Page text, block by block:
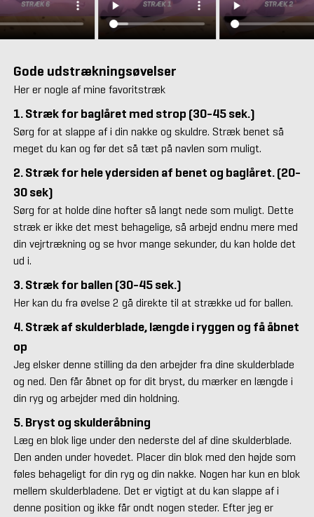
Gode udstrækningsøvelser
Her er nogle af mine favoritstræk
1. Stræk for baglåret med strop (30-45 sek.)
Sørg for at slappe af i din nakke og skuldre. Stræk benet så
meget du kan og før det så tæt på navlen som muligt.
2. Stræk for hele ydersiden af benet og baglåret. (20-
30 sek)
Sørg for at holde dine hofter så langt nede som muligt. Dette
stræk er ikke det mest behagelige, så arbejd endnu mere med
din vejrtrækning og se hvor mange sekunder, du kan holde det
ud i.
3. Stræk for ballen (30-45 sek.)
Her kan du fra øvelse 2 gå direkte til at strække ud for ballen.
4. Stræk af skulderblade, længde i ryggen og få åbnet
op
Jeg elsker denne stilling da den arbejder fra dine skulderblade
og ned. Den får åbnet op for dit bryst, du mærker en længde i
din ryg og arbejder med din holdning.
5. Bryst og skulderåbning
Læg en blok lige under den nederste del af dine skulderblade.
Den anden under hovedet. Placer din blok med den højde som
føles behageligt for din ryg og din nakke. Nogen har kun en blok
mellem skulderbladene. Det er vigtigt at du kan slappe af i
denne position og ikke får ondt nogen steder. Efter jeg er